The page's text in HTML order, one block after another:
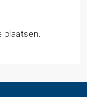
plaatsen.